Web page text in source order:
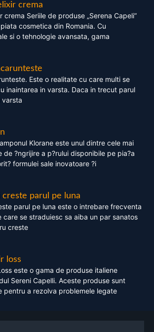
crema
crema Seriile de produse „Serena Capeli”
cosmetica din Romania. Cu
si o tehnologie avansata, gama
Este o realitate cu care multi se
inaintarea in varsta. Daca in trecut parul
varsta
Klorane este unul dintre cele mai
de ?ngrijire a p?rului disponibile pe pia?a
formulei sale inovatoare ?i
parul pe luna
parul pe luna este o intrebare frecventa
care se straduiesc sa aiba un par sanatos
creste
loss
este o gama de produse italiene
Sereni Capelli. Aceste produse sunt
pentru a rezolva problemele legate